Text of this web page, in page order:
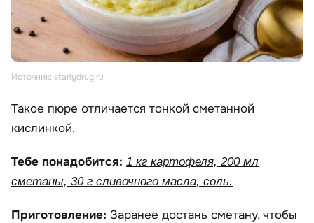
Источник: stariydrug.ru
Такое пюре отличается тонкой сметанной
кислинкой.
Тебе понадобится: 1 кг картофеля, 200 мл
сметаны, 30 г сливочного масла, соль.
Приготовление: Заранее достань сметану, чтобы